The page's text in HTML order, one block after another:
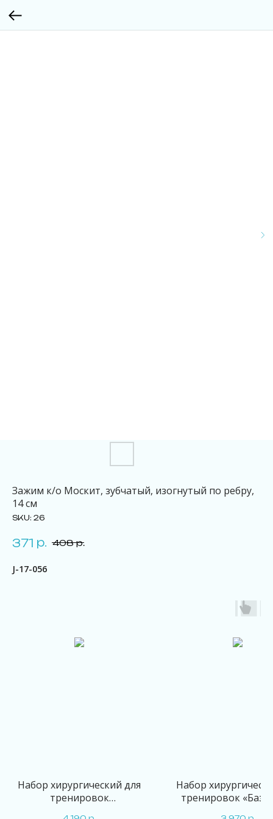
Зажим к/о Москит, зубчатый, изогнутый по ребру,
14 см
SKU: 26
371 р. 408 р.
J-17-056
Набор хирургический для
тренировок
Набор
тренировок